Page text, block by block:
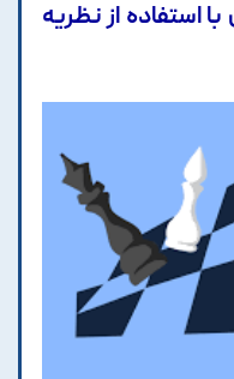
استفاده از نظريه